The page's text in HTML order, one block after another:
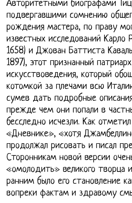
Авторитетными биографами
подвергавшими сомнению
рождения мастера, по праву
известных исследований Карло
1658) и Джован Баттиста
1897), этот признанный
искусствоведения, который
котомкой за плечами всю
сумев дать подробные
прежде чем они попали в
бесследно исчезли. Как
«Дневнике», «хотя
продолжал рисовать и писал
Сторонникам новой версии
«омолодить» великого творца
ранним было его становление
вопреки фактам и здравому